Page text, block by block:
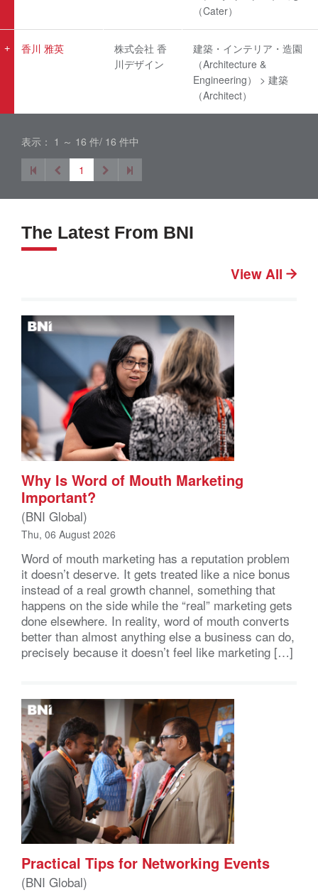
（Cater）
香川 雅英
株式会社 香
川デザイン
建築・インテリア・造園
（Architecture &
Engineering） > 建築
（Architect）
表示： 1 ～ 16 件/ 16 件中
1
The Latest From BNI
View All
Why Is Word of Mouth Marketing
Important?
(BNI Global)
Thu, 06 August 2026
Word of mouth marketing has a reputation problem
it doesn’t deserve. It gets treated like a nice bonus
instead of a real growth channel, something that
happens on the side while the “real” marketing gets
done elsewhere. In reality, word of mouth converts
better than almost anything else a business can do,
precisely because it doesn’t feel like marketing […]
Practical Tips for Networking Events
(BNI Global)